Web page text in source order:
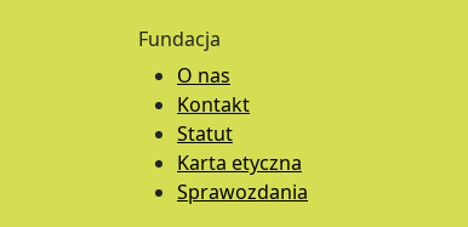
Fundacja
O nas
Kontakt
Statut
Karta etyczna
Sprawozdania